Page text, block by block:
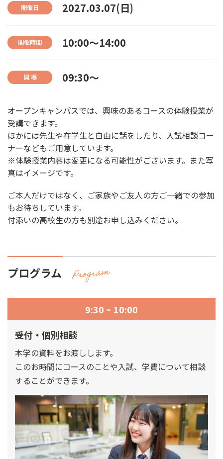
開催日 2027.03.07(日)
開催時間 10:00〜14:00
開 場 09:30〜
オープンキャンパスでは、興味のあるコースの体験授業が
受講できます。
ほかには先生や在学生と自由に話をしたり、入試相談コー
ナーなどもご用意しています。
※体験授業内容は変更になる可能性がございます。また写
真はイメージです。
ご本人だけではなく、ご家族やご友人の方ご一緒での参加
もお待ちしています。
付添いの高校生の方も別途お申し込みください。
プログラム
9:30 ~ 10:00
受付・個別相談
本学の資料をお渡しします。
このお時間にコースのことや入試、学費について相談
することができます。